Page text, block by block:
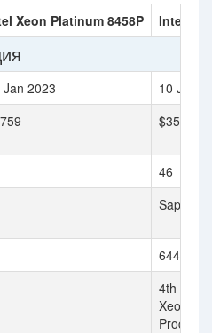
Xeon Platinum 8458P Intel
Jan 2023
10 Jan
$3583
46
6448Y
4th
Xeon